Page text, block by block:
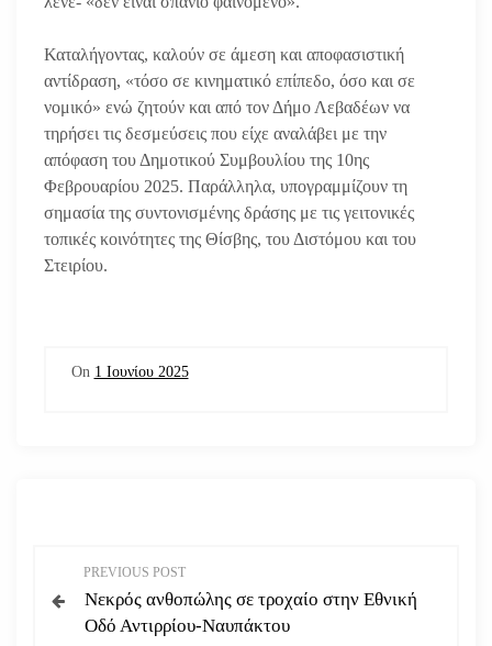
Καταλήγοντας, καλούν σε άμεση και αποφασιστική
αντίδραση, «τόσο σε κινηματικό επίπεδο, όσο και σε
νομικό» ενώ ζητούν και από τον Δήμο Λεβαδέων να
τηρήσει τις δεσμεύσεις που είχε αναλάβει με την
απόφαση του Δημοτικού Συμβουλίου της 10ης
Φεβρουαρίου 2025. Παράλληλα, υπογραμμίζουν τη
σημασία της συντονισμένης δράσης με τις γειτονικές
τοπικές κοινότητες της Θίσβης, του Διστόμου και του
Στειρίου.
On 1 Ιουνίου 2025
λ
PREVIOUS POST
Νεκρός ανθοπώλης σε τροχαίο στην Εθνική
Οδό Αντιρρίου-Ναυπάκτου